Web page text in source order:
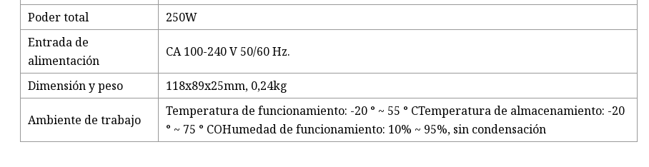
Poder total
250W
Entrada de
alimentación
CA 100-240 V 50/60 Hz.
Dimensión y peso 118x89x25mm, 0,24kg
Ambiente de trabajo
Temperatura de funcionamiento: -20 ° ~ 55 ° CTemperatura de almacenamiento: -20
° ~ 75 ° COHumedad de funcionamiento: 10% ~ 95%, sin condensación